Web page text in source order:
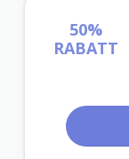
50%
RABATT